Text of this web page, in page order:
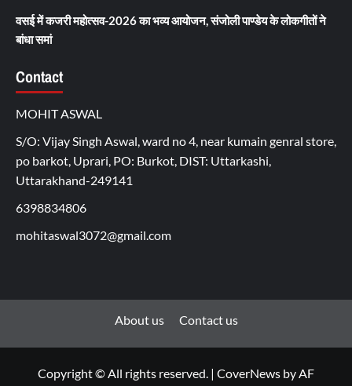
वसई में कजरी महोत्सव-2026 का भव्य आयोजन, संजोली पाण्डेय के लोकगीतों ने
बांधा समां
Contact
MOHIT ASWAL
S/O: Vijay Singh Aswal, ward no 4, near kumain genral store,
po barkot, Uprari, PO: Burkot, DIST: Uttarkashi,
Uttarakhand-249141
6398834806
mohitaswal3072@gmail.com
About us Contact us
Copyright © All rights reserved. | CoverNews by AF